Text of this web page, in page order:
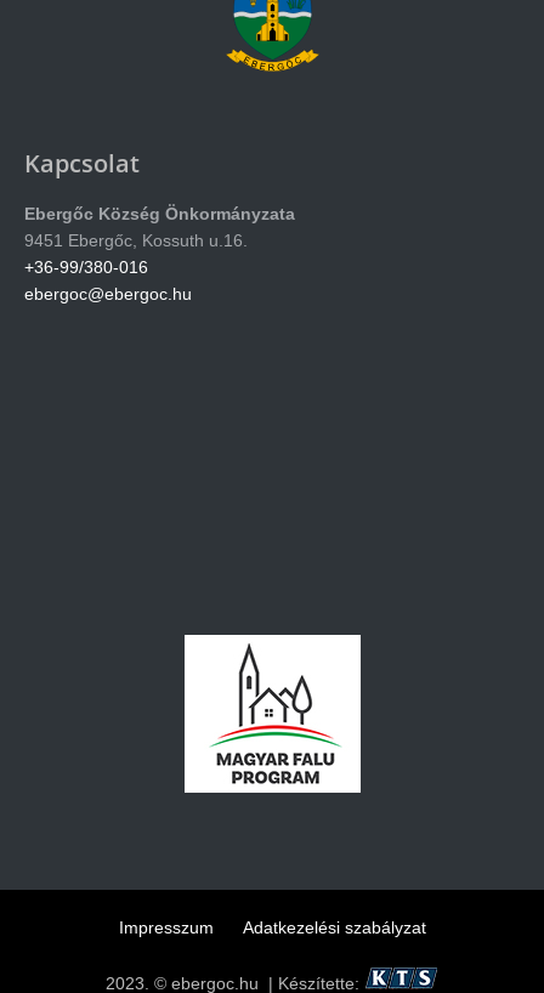
Kapcsolat
Ebergőc Község Önkormányzata
9451 Ebergőc, Kossuth u.16.
+36-99/380-016
ebergoc@ebergoc.hu
Impresszum Adatkezelési szabályzat
2023. © ebergoc.hu | Készítette: